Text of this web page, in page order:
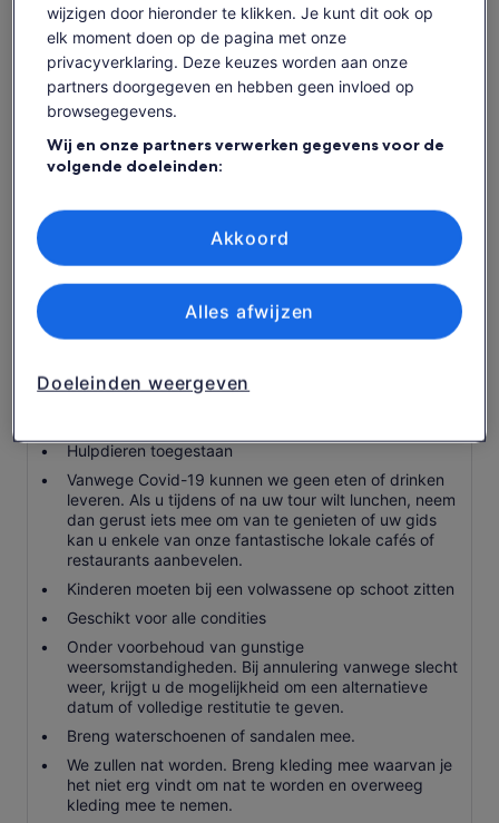
Reddingsvesten
Kajaks
Peddels
Fooi
boekt
Hulpdieren toegestaan
Vanwege Covid-19 kunnen we geen eten of drinken
leveren. Als u tijdens of na uw tour wilt lunchen, neem
dan gerust iets mee om van te genieten of uw gids
kan u enkele van onze fantastische lokale cafés of
restaurants aanbevelen.
Kinderen moeten bij een volwassene op schoot zitten
Geschikt voor alle condities
Onder voorbehoud van gunstige
weersomstandigheden. Bij annulering vanwege slecht
weer, krijgt u de mogelijkheid om een alternatieve
datum of volledige restitutie te geven.
Breng waterschoenen of sandalen mee.
We zullen nat worden. Breng kleding mee waarvan je
het niet erg vindt om nat te worden en overweeg
kleding mee te nemen.
wijzigen door hieronder te klikken. Je kunt dit ook op
elk moment doen op de pagina met onze
privacyverklaring. Deze keuzes worden aan onze
partners doorgegeven en hebben geen invloed op
browsegegevens.
Wij en onze partners verwerken gegevens voor de
volgende doeleinden:
actief scannen ter identificatie. Informatie op een apparaat opslaan
advertentie- en contentmetingen, doelgroepenonderzoek en
ontwikkeling van diensten.
Doeleinden weergeven
Alles afwijzen
Akkoord